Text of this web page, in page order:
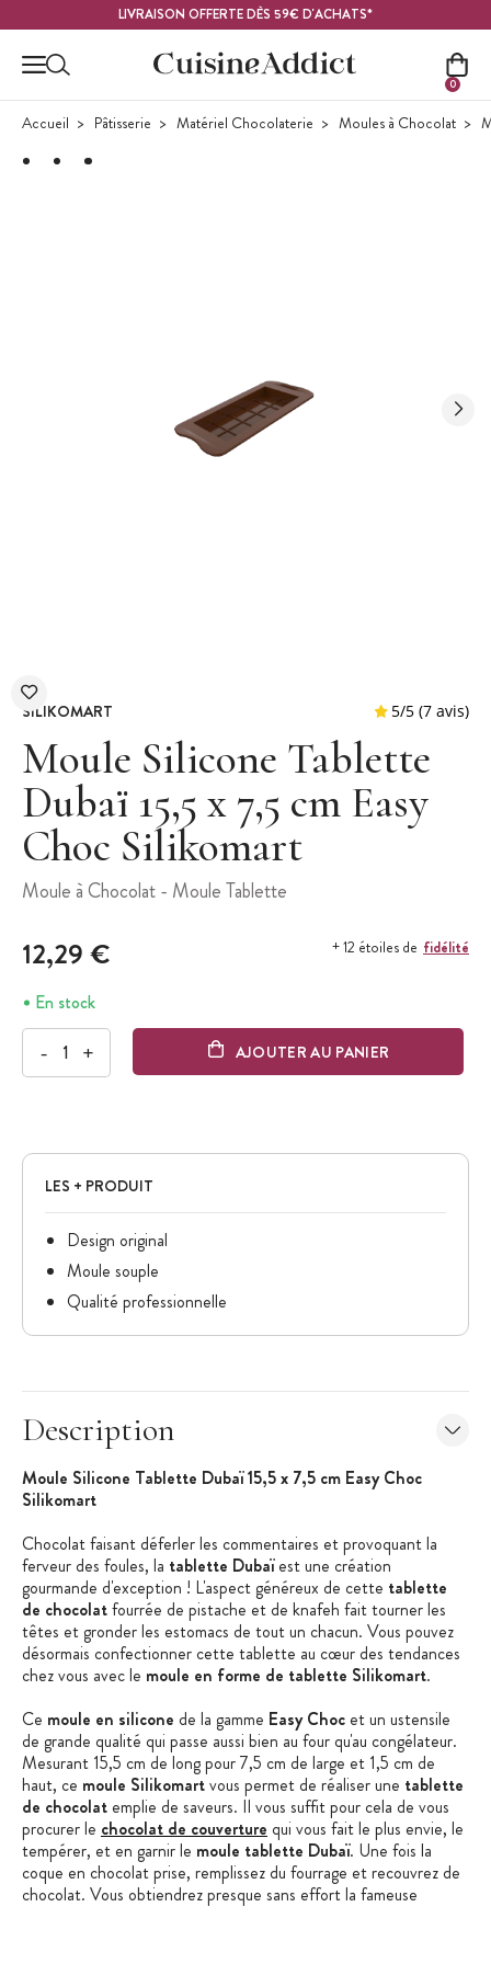
LIVRAISON OFFERTE DÈS 59€ D'ACHATS*
0
Accueil Pâtisserie Matériel Chocolaterie Moules à Chocolat
SILIKOMART
Moule Silicone Tablette
Dubaï 15,5 x 7,5 cm Easy
Choc Silikomart
Moule à Chocolat - Moule Tablette
12,29 € + 12 étoiles de fidélité
En stock
- + AJOUTER AU PANIER
LES + PRODUIT
Design original
Moule souple
Qualité professionnelle
Description
Moule Silicone Tablette Dubaï 15,5 x 7,5 cm Easy Choc
Silikomart
Chocolat faisant déferler les commentaires et provoquant la
ferveur des foules, la tablette Dubaïest une création
gourmande d'exception ! L'aspect généreux de cette tablette
de chocolatfourrée de pistache et de knafeh fait tourner les
têtes et gronder les estomacs de tout un chacun. Vous pouvez
désormais confectionner cette tablette au cœur des tendances
chez vous avec le moule en forme de tablette Silikomart.
Ce moule en silicone de la gamme Easy Choc et un ustensile
de grande qualité qui passe aussi bien au four qu'au congélateur.
Mesurant 15,5 cm de long pour 7,5 cm de large et 1,5 cm de
haut, ce moule Silikomartvous permet de réaliser une tablette
de chocolat emplie de saveurs. Il vous suffit pour cela de vous
procurer le chocolat de couverture qui vous fait le plus envie, le
tempérer, et en garnir le moule tablette Dubaï. Une fois la
coque en chocolat prise, remplissez du fourrage et recouvrez de
chocolat. Vous obtiendrez presque sans effort la fameuse